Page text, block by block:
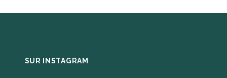
SUR INSTAGRAM